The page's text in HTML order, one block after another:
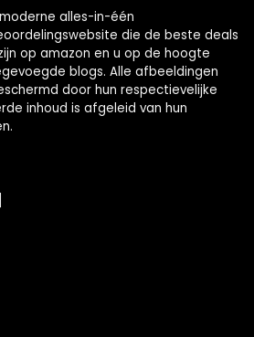
alles-in-één
die de beste deals
op amazon en u op de hoogte
blogs. Alle afbeeldingen
door hun respectievelijke
inhoud is afgeleid van hun